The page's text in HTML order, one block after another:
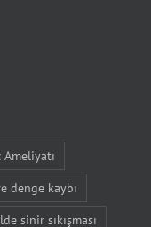
denge kaybı
sinir sıkışması